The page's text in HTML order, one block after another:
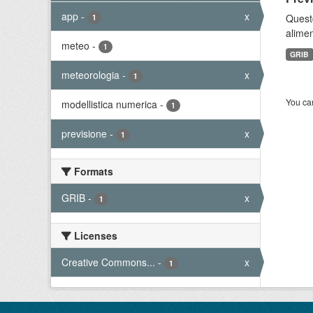
app - 1 x
meteo - 1
meteorologia - 1 x
modellistica numerica - 1
previsione - 1 x
Formats
GRIB - 1 x
Licenses
Creative Commons... - 1 x
GRIB
You